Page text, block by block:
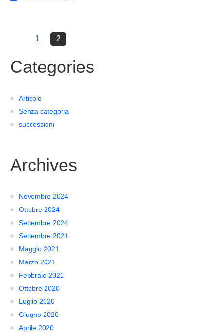
1 2
Categories
Articolo
Senza categoria
successioni
Archives
Novembre 2024
Ottobre 2024
Settembre 2024
Settembre 2021
Maggio 2021
Marzo 2021
Febbraio 2021
Ottobre 2020
Luglio 2020
Giugno 2020
Aprile 2020